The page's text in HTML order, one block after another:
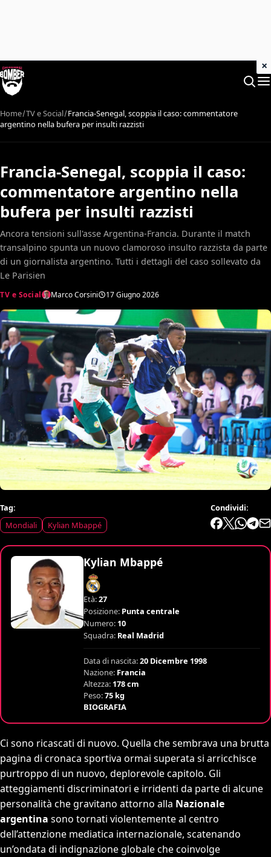
Home TV e Social Francia-Senegal, scoppia il caso: commentatore
argentino nella bufera per insulti razzisti
Francia-Senegal, scoppia il caso:
commentatore argentino nella
bufera per insulti razzisti
Ancora tensioni sull'asse Argentina-Francia. Durante il match
transalpino spunta un nuovo clamoroso insulto razzista da parte
di un giornalista argentino. Tutti i dettagli del caso sollevato da
Le Parisien
TV e Social Marco Corsini 17 Giugno 2026
Tag:
Mondiali
Kylian Mbappé
Condividi:
Kylian Mbappé
Età:27
Posizione: Punta centrale
Numero: 10
Squadra: Real Madrid
Data di nascita:20 Dicembre 1998
Nazione: Francia
Altezza: 178 cm
Peso:75 kg
BIOGRAFIA
Ci sono ricascati di nuovo. Quella che sembrava una brutta
pagina di cronaca sportiva ormai superata si arricchisce
purtroppo di un nuovo, deplorevole capitolo. Gli
atteggiamenti discriminatori e irridenti da parte di alcune
personalità che gravitano attorno alla Nazionale
argentina sono tornati violentemente al centro
dell’attenzione mediatica internazionale, scatenando
un’ondata di indignazione globale che coinvolge
×